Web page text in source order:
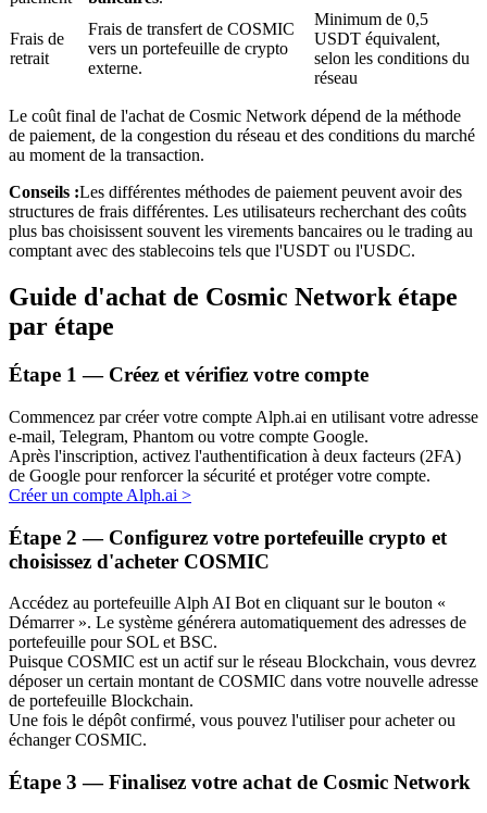
Service d'emprunt adossé à des cryptomonnaies
Investissement automobile
Obtenez des bénéfices à long terme et des intérêts flexibles
Apprenez le Staking
Bitrue
AI
Partenaires Bitrue
Frais de
retrait
Frais de transfert de COSMIC
vers un portefeuille de crypto
externe.
Minimum de 0,5
USDT équivalent,
selon les conditions du
réseau
Le coût final de l'achat de Cosmic Network dépend de la méthode
de paiement, de la congestion du réseau et des conditions du marché
au moment de la transaction.
Conseils :Les différentes méthodes de paiement peuvent avoir des
structures de frais différentes. Les utilisateurs recherchant des coûts
plus bas choisissent souvent les virements bancaires ou le trading au
comptant avec des stablecoins tels que l'USDT ou l'USDC.
Guide d'achat de Cosmic Network étape
par étape
Étape 1 — Créez et vérifiez votre compte
Commencez par créer votre compte Alph.ai en utilisant votre adresse
e-mail, Telegram, Phantom ou votre compte Google.
Après l'inscription, activez l'authentification à deux facteurs (2FA)
de Google pour renforcer la sécurité et protéger votre compte.
Créer un compte Alph.ai >
Étape 2 — Configurez votre portefeuille crypto et
choisissez d'acheter COSMIC
Accédez au portefeuille Alph AI Bot en cliquant sur le bouton «
Démarrer ». Le système générera automatiquement des adresses de
portefeuille pour SOL et BSC.
Puisque COSMIC est un actif sur le réseau Blockchain, vous devrez
déposer un certain montant de COSMIC dans votre nouvelle adresse
de portefeuille Blockchain.
Une fois le dépôt confirmé, vous pouvez l'utiliser pour acheter ou
échanger COSMIC.
Étape 3 —Finalisez votre achat de Cosmic Network